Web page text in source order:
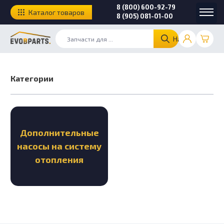
Найти
8 (800) 600-92-79
8 (905) 081-01-00
Каталог товаров
Категории
Дополнительные
насосы на систему
отопления